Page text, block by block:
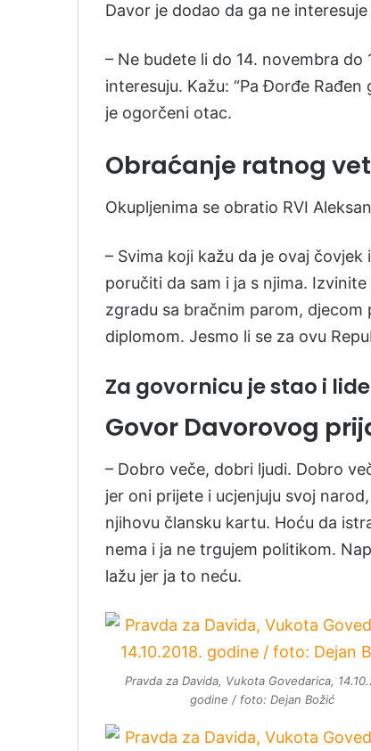
Davor je dodao da ga ne
– Ne budete li do 14. novembra
interesuju. Kažu: “Pa Đorđe
je ogorčeni otac.
Obraćanje ratnog
Okupljenima se obratio RVI
– Svima koji kažu da je ovaj
poručiti da sam i ja s njima.
zgradu sa bračnim parom,
diplomom. Jesmo li se za ovu
Za govornicu je stao i
Govor Davorovog
– Dobro veče, dobri ljudi. Dobro
jer oni prijete i ucjenjuju svoj
njihovu člansku kartu. Hoću da
nema i ja ne trgujem politikom.
lažu jer ja to neću.
Pravda za Davida, Vukota Govedarica,
godine / foto: Dejan Božić